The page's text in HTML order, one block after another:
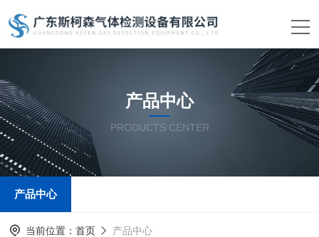
产品中心
PRODUCTS CENTER
产品中心
当前位置： 首页 产品中心